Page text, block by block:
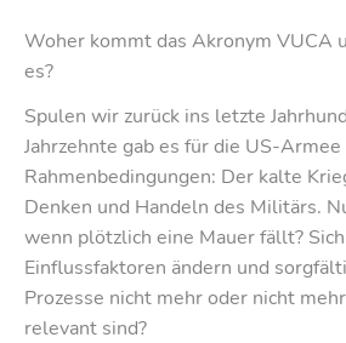
Woher kommt das Akronym VUCA
es?
Spulen wir zurück ins letzte
Jahrzehnte gab es für die US-
Rahmenbedingungen: Der kalte
Denken und Handeln des Militärs.
wenn plötzlich eine Mauer fällt?
Einflussfaktoren ändern und
Prozesse nicht mehr oder nicht
relevant sind?